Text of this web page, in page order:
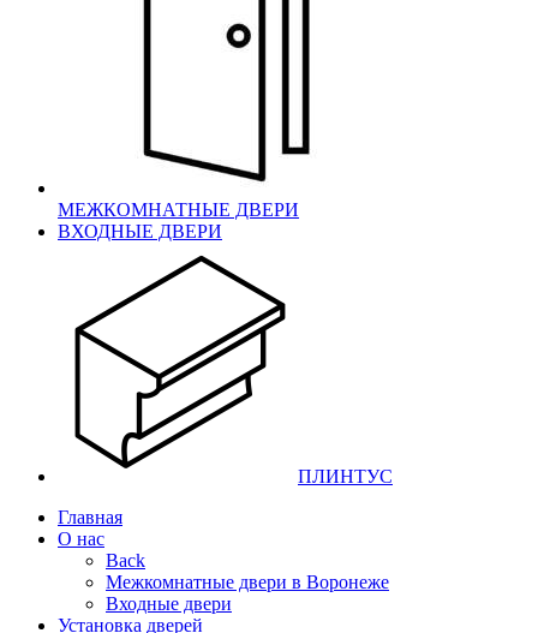
МЕЖКОМНАТНЫЕ ДВЕРИ
ВХОДНЫЕ ДВЕРИ
ПЛИНТУС
Главная
О нас
Back
Межкомнатные двери в Воронеже
Входные двери
Установка дверей